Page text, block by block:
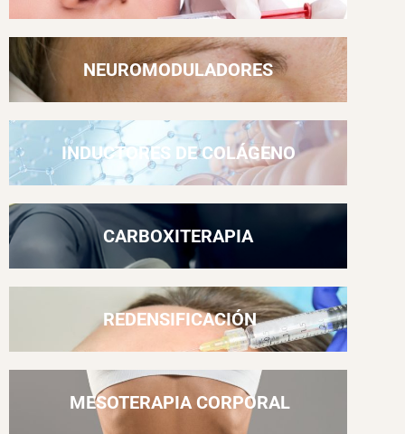
NEUROMODULADORES
INDUCTORES DE COLÁGENO
CARBOXITERAPIA
REDENSIFICACIÓN
MESOTERAPIA CORPORAL